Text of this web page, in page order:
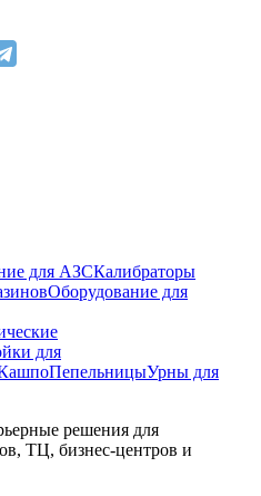
для АЗСКалибраторы
Оборудование для
для
ПепельницыУрны для
решения для
ТЦ, бизнес-центров и